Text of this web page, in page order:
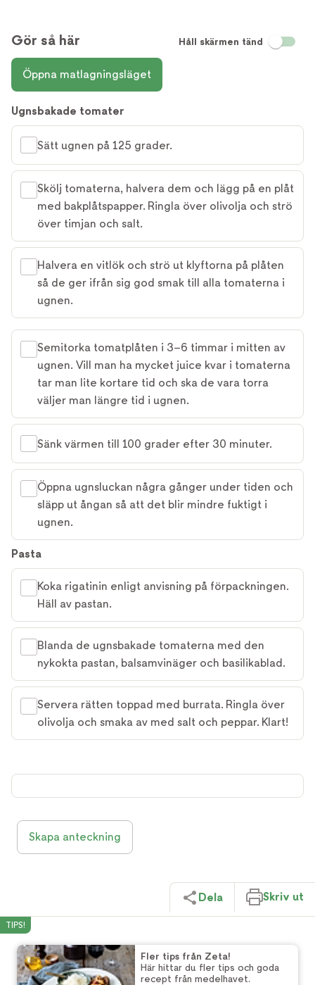
Gör så här Håll skärmen tänd
Öppna matlagningsläget
Ugnsbakade tomater
Sätt ugnen på 125 grader.
Skölj tomaterna, halvera dem och lägg på en plåt
med bakplåtspapper. Ringla över olivolja och strö
över timjan och salt.
Halvera en vitlök och strö ut klyftorna på plåten
så de ger ifrån sig god smak till alla tomaterna i
ugnen.
Semitorka tomatplåten i 3–6 timmar i mitten av
ugnen. Vill man ha mycket juice kvar i tomaterna
tar man lite kortare tid och ska de vara torra
väljer man längre tid i ugnen.
Sänk värmen till 100 grader efter 30 minuter.
Öppna ugnsluckan några gånger under tiden och
släpp ut ångan så att det blir mindre fuktigt i
ugnen.
Pasta
Koka rigatinin enligt anvisning på förpackningen.
Häll av pastan.
Blanda de ugnsbakade tomaterna med den
nykokta pastan, balsamvinäger och basilikablad.
Servera rätten toppad med burrata. Ringla över
olivolja och smaka av med salt och peppar. Klart!
Skapa anteckning
Dela Skriv ut
TIPS!
Fler tips från Zeta!
Här hittar du fler tips och goda
recept från medelhavet.